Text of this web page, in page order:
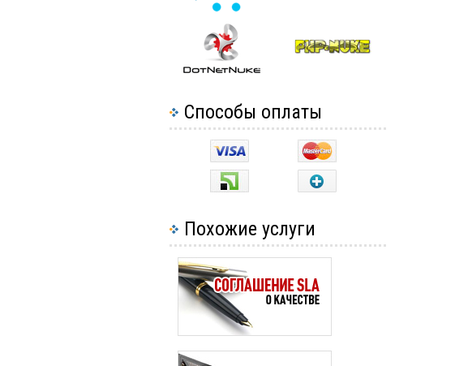
Способы оплаты
Похожие услуги